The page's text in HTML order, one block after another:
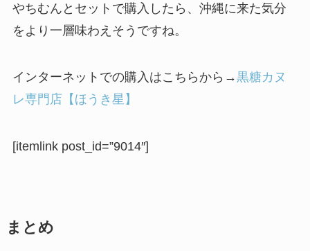
やちむんとセットで購入したら、沖縄に来た気分
をより一層味わえそうですね。
インターネットでの購入はこちらから→黒糖カヌ
レ専門店【ほうき星】
[itemlink post_id=”9014″]
まとめ